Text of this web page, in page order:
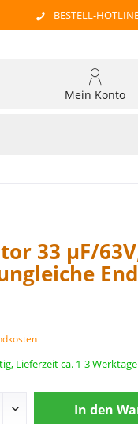
BESTELL-
Mein Konto
33 µF/
Lieferzeit ca. 1-3 Werktage
In den